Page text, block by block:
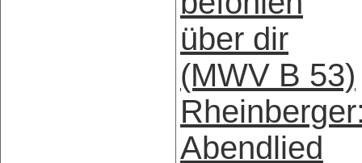
über dir
(MWV B 53)
Abendlied